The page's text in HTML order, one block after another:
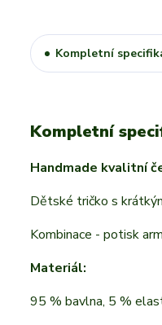
Kompletní
Kompletní
Handmade kvalitní
Dětské tričko s
Kombinace - potisk
Materiál:
95 % bavlna, 5 %